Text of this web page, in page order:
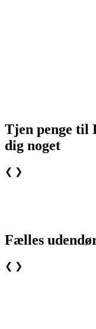
Tjen penge til
dig noget
❮ ❯
Fælles
❮ ❯